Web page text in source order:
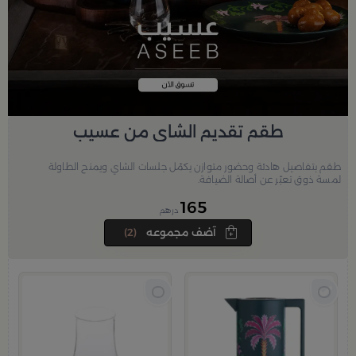
طقم تقديم الشاي من عسيب
طقم بتفاصيل هادئة وحضور متوازن يكمّل جلسات الشاي ويمنح الطاولة
لمسة ذوق تعبّر عن أصالة الضيافة.
165 درهم
(2)